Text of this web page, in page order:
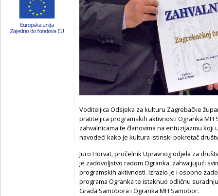
Voditeljica Odsjeka za kulturu Zagrebačke
pratiteljica programskih aktivnosti Ogranka MH
zahvalnicama te članovima na entuzijazmu
navodeći kako je kultura istinski pokretač
Juro Horvat, pročelnik Upravnog odjela za
je zadovoljstvo radom Ogranka, zahvaljujući
programskih aktivnosti. Izrazio je i osobno
programa Ogranka te istaknuo odličnu
Grada Samobora i Ogranka MH Samobor.